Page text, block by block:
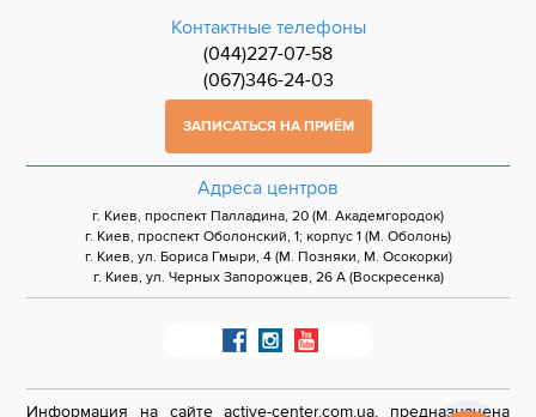
Контактные телефоны
(044)227-07-58
(067)346-24-03
ЗАПИСАТЬСЯ НА ПРИЁМ
Адреса центров
г. Киев, проспект Палладина, 20 (М. Академгородок)
г. Киев, проспект Оболонский, 1; корпус 1 (М. Оболонь)
г. Киев, ул. Бориса Гмыри, 4 (М. Позняки, М. Осокорки)
г. Киев, ул. Черных Запорожцев, 26 А (Воскресенка)
Информация на сайте active-center.com.ua, предназначена